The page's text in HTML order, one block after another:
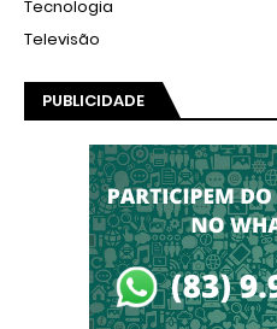
Tecnologia
Televisão
PUBLICIDADE